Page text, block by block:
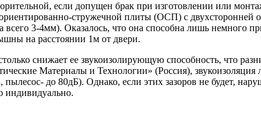
если допущен брак при изготовлении или
стружечной плиты (ОСП) с
3-4мм). Оказалось, что она способна лишь немного
на расстоянии 1м от двери.
снижает ее звукоизолирующую способность, что
Материалы и Технологии» (Россия), звукоизоляция
до 80дБ). Однако, если этих зазоров не будет,
индивидуально.